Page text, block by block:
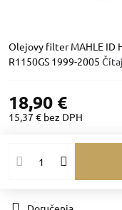
Olejovy filter MAHLE ID
R1150GS 1999-2005
18,90 €
15,37 € bez DPH